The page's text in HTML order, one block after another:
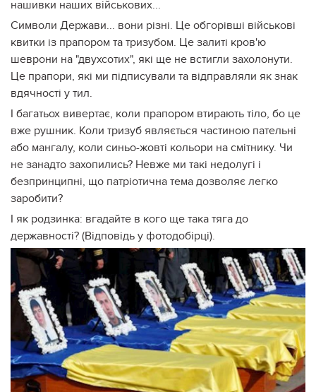
нашивки наших військових...
Символи Держави... вони різні. Це обгорівші військові
квитки із прапором та тризубом. Це залиті кров'ю
шеврони на "двухсотих", які ще не встигли захолонути.
Це прапори, які ми підписували та відправляли як знак
вдячності у тил.
І багатьох вивертає, коли прапором втирають тіло, бо це
вже рушник. Коли тризуб являється частиною пательні
або мангалу, коли синьо-жовті кольори на смітнику. Чи
не занадто захопились? Невже ми такі недолугі і
безпринципні, що патріотична тема дозволяє легко
заробити?
І як родзинка: вгадайте в кого ще така тяга до
державності? (Відповідь у фотодобірці).